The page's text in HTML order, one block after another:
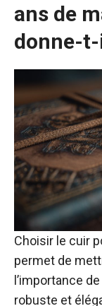
ans de
donne-t-
Choisir le cuir
permet de
l’importance de
robuste et